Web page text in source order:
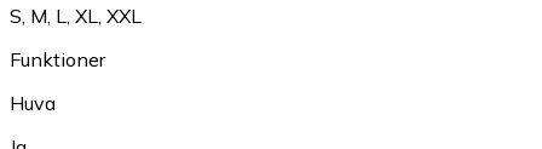
S M L XL
XXL
Funktioner
Huva